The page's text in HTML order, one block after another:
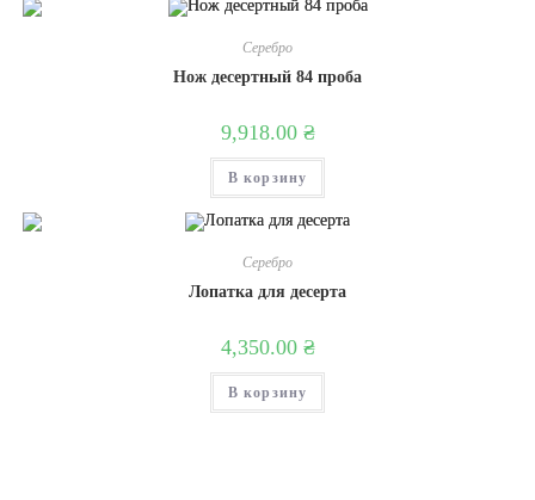
Серебро
Нож десертный 84 проба
9,918.00 ₴
В корзину
Серебро
Лопатка для десерта
4,350.00 ₴
В корзину